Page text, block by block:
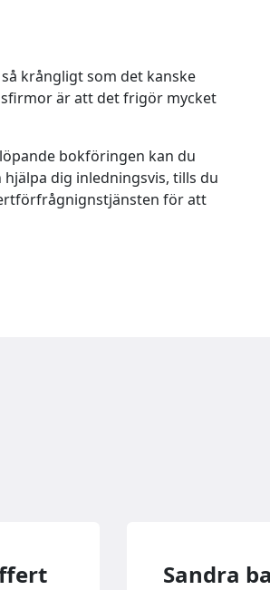
krångligt som det kanske
är att det frigör mycket
bokföringen kan du
dig inledningsvis, tills du
för att
Sandra